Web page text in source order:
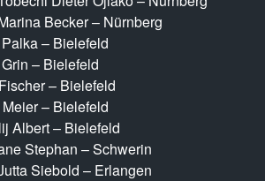
Becker – Nürnberg
– Bielefeld
– Bielefeld
– Bielefeld
– Bielefeld
Albert – Bielefeld
Stephan – Schwerin
Siebold – Erlangen